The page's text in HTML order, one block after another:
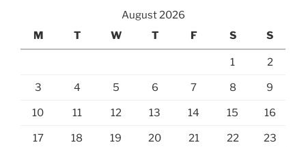
August 2026
M
T W T F S S
1 2
3 4 5 6 7 8 9
10 11 12 13 14 15 16
17 18 19 20 21 22 23